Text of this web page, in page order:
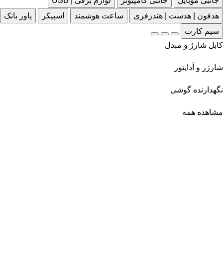
هدفون | هدست | هندزفری
ساعت هوشمند اسپیکر
پاور بانک
سیم کارت
کابل شارژ و مبدل
شارژر و آداپتور
نگهدارنده گوشی
مشاهده همه